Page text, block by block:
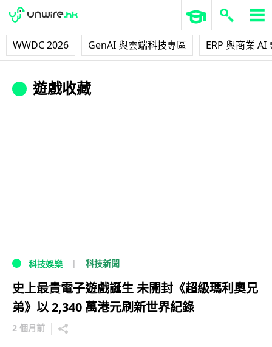
WWDC 2026 GenAI 與雲端科技專區 ERP 與商業 AI
遊戲收藏
科技娛樂 科技新聞
史上最貴電子遊戲誕生 未開封《超級瑪利奧兄
弟》以 2,340 萬港元刷新世界紀錄
2 個月前